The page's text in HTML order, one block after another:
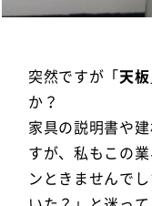
突然ですが「天板
か？
家具の説明書や
すが、私もこの
ンときませんで